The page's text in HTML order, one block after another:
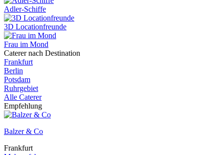
Adler-Schiffe
3D Locationfreunde
Frau im Mond
Caterer nach Destination
Frankfurt
Berlin
Potsdam
Ruhrgebiet
Alle Caterer
Empfehlung
Balzer & Co
Frankfurt